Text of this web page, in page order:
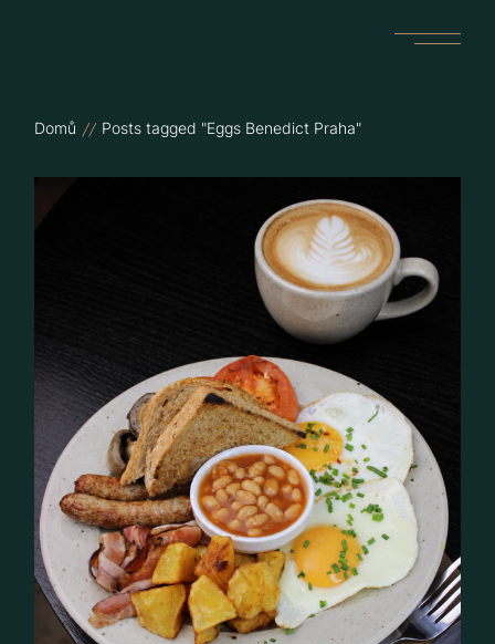
Domů Posts tagged "Eggs Benedict Praha"